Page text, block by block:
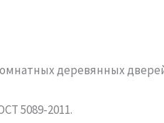
деревянных
5089-2011.